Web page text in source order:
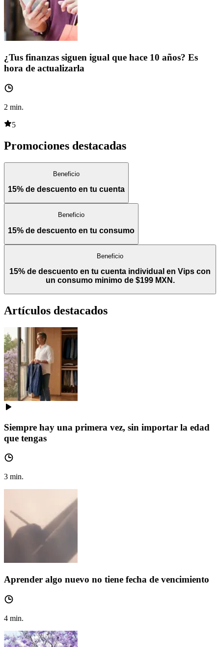
¿Tus finanzas siguen igual que hace 10 años? Es
hora de actualizarla
2 min.
5
Promociones destacadas
Beneficio
15% de descuento en tu cuenta
Beneficio
15% de descuento en tu consumo
Beneficio
15% de descuento en tu cuenta individual en Vips con
un consumo minimo de $199 MXN.
Artículos destacados
Siempre hay una primera vez, sin importar la edad
que tengas
3 min.
Aprender algo nuevo no tiene fecha de vencimiento
4 min.